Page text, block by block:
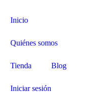
Inicio
Quiénes somos
Tienda Blog
Iniciar sesión